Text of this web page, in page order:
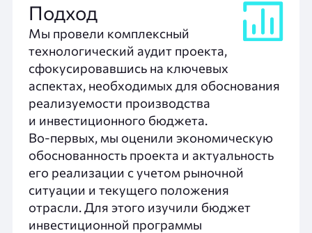
Подход
Мы провели комплексный
технологический аудит проекта,
сфокусировавшись на ключевых
аспектах, необходимых для обоснования
реализуемости производства
и инвестиционного бюджета.
Во-первых, мы оценили экономическую
обоснованность проекта и актуальность
его реализации с учетом рыночной
ситуации и текущего положения
отрасли. Для этого изучили бюджет
инвестиционной программы